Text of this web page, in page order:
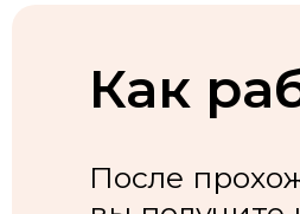
Как
После